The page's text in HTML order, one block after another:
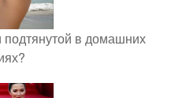
подтянутой в домашних